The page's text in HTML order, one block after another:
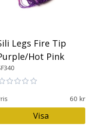
Legs Fire Tip
Hot Pink
60
Visa